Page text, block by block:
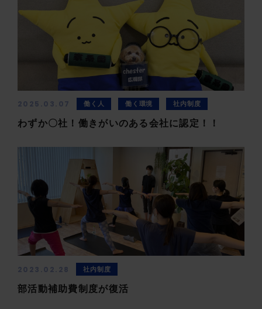
2025.03.07 働く人 働く環境 社内制度
わずか〇社！働きがいのある会社に認定！！
2023.02.28 社内制度
部活動補助費制度が復活